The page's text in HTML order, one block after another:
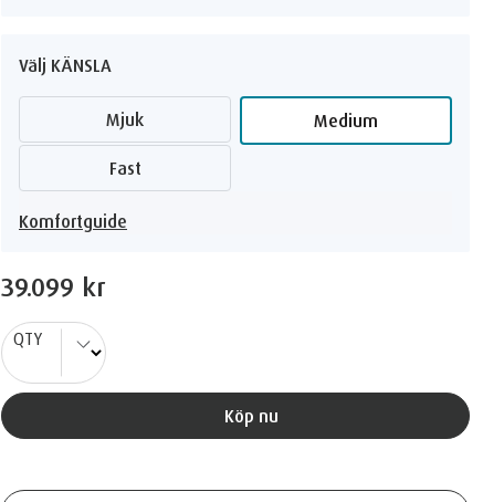
Välj KÄNSLA
Mjuk Medium
Fast
Komfortguide
39.099 kr
QTY
Köp nu